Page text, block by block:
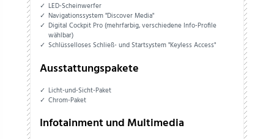
LED-Scheinwerfer
Navigationssystem "Discover Media"
Digital Cockpit Pro (mehrfarbig, verschiedene Info-Profile
wählbar)
Schlüsselloses Schließ- und Startsystem "Keyless Access"
Ausstattungspakete
Licht-und-Sicht-Paket
Chrom-Paket
Infotainment und Multimedia